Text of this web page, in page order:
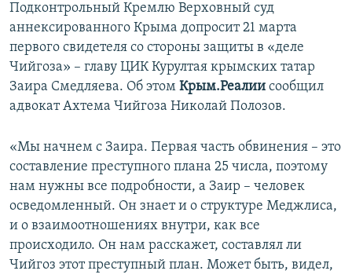
Подконтрольный Кремлю Верховный суд
аннексированного Крыма допросит 21 марта
первого свидетеля со стороны защиты в «деле
Чийгоза» – главу ЦИК Курултая крымских татар
Заира Смедляева. Об этом Крым.Реалии сообщил
адвокат Ахтема Чийгоза Николай Полозов.
«Мы начнем с Заира. Первая часть обвинения – это
составление преступного плана 25 числа, поэтому
нам нужны все подробности, а Заир – человек
осведомленный. Он знает и о структуре Меджлиса,
и о взаимоотношениях внутри, как все
происходило. Он нам расскажет, составлял ли
Чийгоз этот преступный план. Может быть, видел,